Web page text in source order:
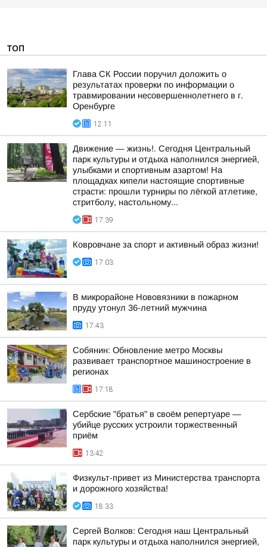
ТОП
Глава СК России поручил доложить о
результатах проверки по информации о
травмировании несовершеннолетнего в г.
Оренбурге
12:11
Движение — жизнь!. Сегодня Центральный
парк культуры и отдыха наполнился энергией,
улыбками и спортивным азартом! На
площадках кипели настоящие спортивные
страсти: прошли турниры по лёгкой атлетике,
стритболу, настольному...
17:39
Ковровчане за спорт и активный образ жизни!
17:03
В микрорайоне Нововязники в пожарном
пруду утонул 36-летний мужчина
17:43
Собянин: Обновление метро Москвы
развивает транспортное машиностроение в
регионах
17:18
Сербские "братья" в своём репертуаре —
убийце русских устроили торжественный
приём
13:42
Физкульт-привет из Министерства транспорта
и дорожного хозяйства!
18:33
Сергей Волков: Сегодня наш Центральный
парк культуры и отдыха наполнился энергией,